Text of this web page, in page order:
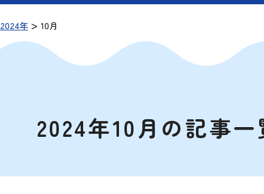
2024年 >10月
2024年10月の記事一